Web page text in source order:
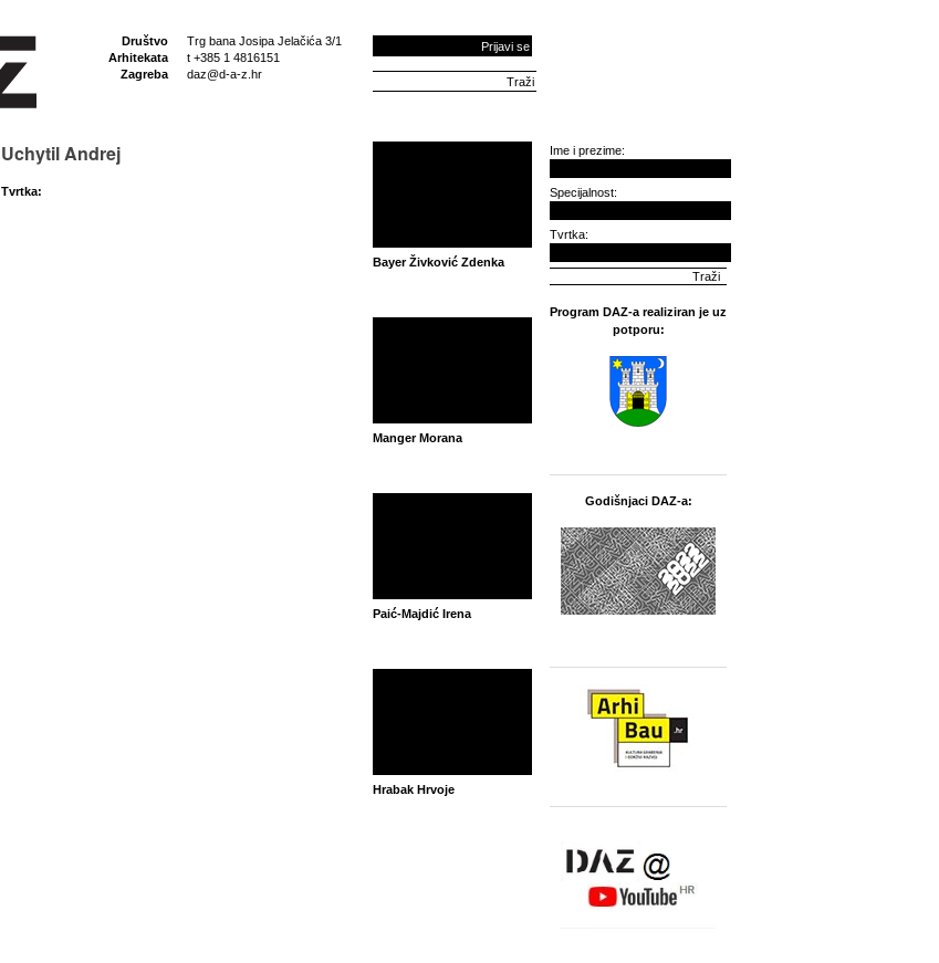
Društvo
Arhitekata
Zagreba
Trg bana Josipa Jelačića 3/1
t +385 1 4816151
daz@d-a-z.hr
Prijavi se
Uchytil Andrej
Tvrtka:
Bayer Živković Zdenka
Manger Morana
Paić-Majdić Irena
Hrabak Hrvoje
Ime i prezime:
Specijalnost:
Tvrtka:
Program DAZ-a realiziran je uz
potporu:
Godišnjaci DAZ-a: